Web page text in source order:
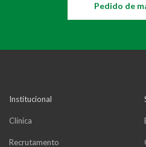
Pedido de
Institucional
Clínica
Recrutamento